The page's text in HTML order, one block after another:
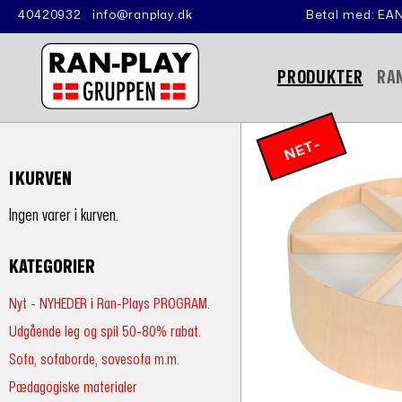
40420932 info@ranplay.dk Betal med:
PRODUKTER
I KURVEN
Ingen varer i kurven.
KATEGORIER
Nyt - NYHEDER i Ran-Plays PROGRAM.
Udgående leg og spil 50-80% rabat.
Sofa, sofaborde, sovesofa m.m.
Pædagogiske materialer
N
E
T
-
P
RI
S